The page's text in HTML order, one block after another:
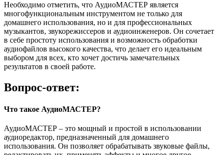
Необходимо отметить, что АудиоМАСТЕР является
многофункциональным инструментом не только для
домашнего использования, но и для профессиональных
музыкантов, звукорежиссеров и аудиоинженеров. Он сочетает
в себе простоту использования и возможность обработки
аудиофайлов высокого качества, что делает его идеальным
выбором для всех, кто хочет достичь замечательных
результатов в своей работе.
Вопрос-ответ:
Что такое АудиоМАСТЕР?
АудиоМАСТЕР – это мощный и простой в использовании
аудиоредактор, предназначенный для домашнего
использования. Он позволяет обрабатывать звуковые файлы,